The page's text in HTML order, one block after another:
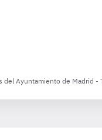
Ayuntamiento de Madrid